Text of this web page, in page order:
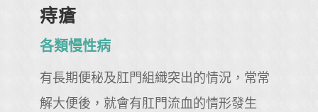
痔瘡
各類慢性病
有長期便秘及肛門組織突出的情況，常常
解大便後，就會有肛門流血的情形發生